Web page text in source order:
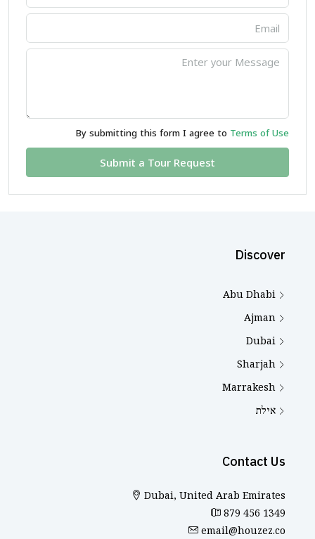
By submitting this form I agree to Terms of Use
Submit a Tour Request
Discover
Abu Dhabi
Ajman
Dubai
Sharjah
Marrakesh
אילת
Contact Us
Dubai, United Arab Emirates
879 456 1349
email@houzez.co